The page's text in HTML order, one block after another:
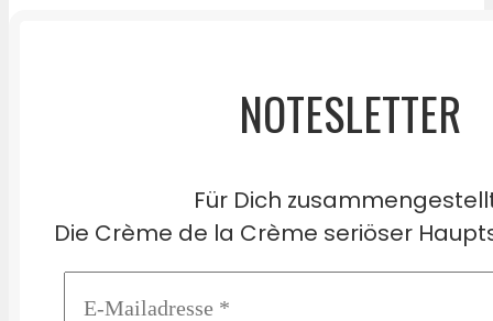
NOTESLETTER
Für Dich
Die Crème de la Crème seriöser